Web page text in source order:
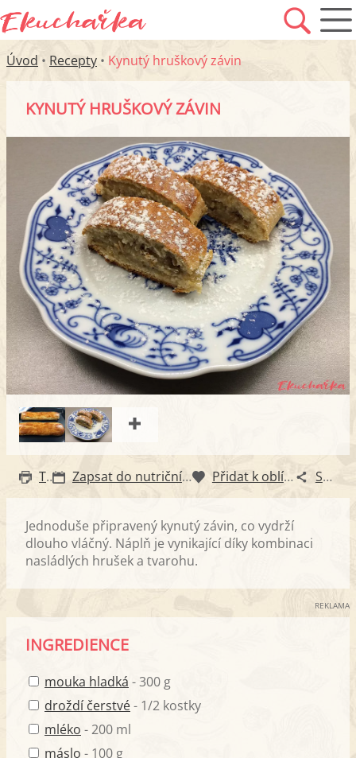
Úvod • Recepty • Kynutý hruškový závin
KYNUTÝ HRUŠKOVÝ ZÁVIN
Tisk Zapsat do nutričního diáře Přidat k oblíbeným Sdílet
Jednoduše připravený kynutý závin, co vydrží
dlouho vláčný. Náplň je vynikající díky kombinaci
nasládlých hrušek a tvarohu.
REKLAMA
INGREDIENCE
mouka hladká - 300 g
droždí čerstvé- 1/2 kostky
mléko - 200 ml
máslo - 100 g